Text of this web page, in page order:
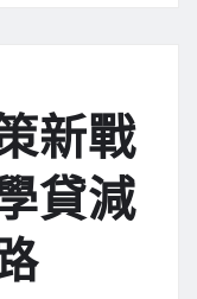
新戰
貸減